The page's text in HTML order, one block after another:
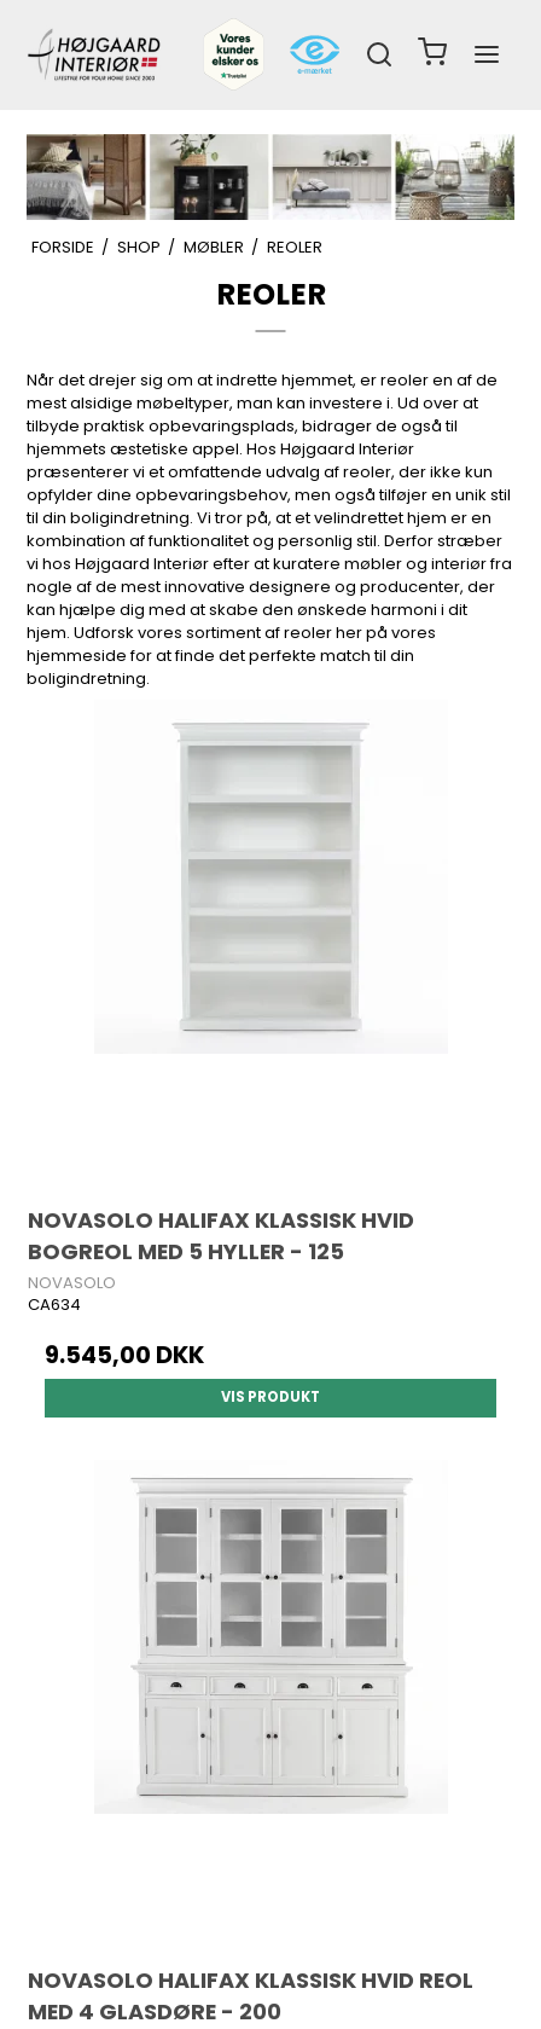
FORSIDE / SHOP / MØBLER / REOLER
REOLER
Når det drejer sig om at indrette hjemmet, er reoler en af de
mest alsidige møbeltyper, man kan investere i. Ud over at
tilbyde praktisk opbevaringsplads, bidrager de også til
hjemmets æstetiske appel. Hos Højgaard Interiør
præsenterer vi et omfattende udvalg af reoler, der ikke kun
opfylder dine opbevaringsbehov, men også tilføjer en unik stil
til din boligindretning. Vi tror på, at et velindrettet hjem er en
kombination af funktionalitet og personlig stil. Derfor stræber
vi hos Højgaard Interiør efter at kuratere møbler og interiør fra
nogle af de mest innovative designere og producenter, der
kan hjælpe dig med at skabe den ønskede harmoni i dit
hjem. Udforsk vores sortiment af reoler her på vores
hjemmeside for at finde det perfekte match til din
boligindretning.
NOVASOLO HALIFAX KLASSISK HVID
BOGREOL MED 5 HYLLER - 125
NOVASOLO
CA634
9.545,00 DKK
VIS PRODUKT
NOVASOLO HALIFAX KLASSISK HVID REOL
MED 4 GLASDØRE - 200